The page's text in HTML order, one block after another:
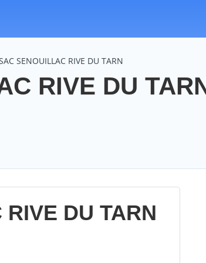
SENOUILLAC RIVE DU TARN
RIVE DU
DU TARN